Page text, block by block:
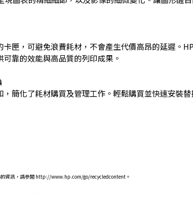
匣，可避免浪費耗材，不會產生代價高昂的延遲。
靠的效能與高品質的列印成果。
簡化了耗材購買及管理工作。輕鬆購買並快速安裝
資訊，請參閱 http://www.hp.com/go/recycledcontent。